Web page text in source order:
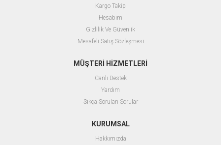
Kargo Takip
Hesabım
Gizlilik Ve Güvenlik
Mesafeli Satış Sözleşmesi
MÜŞTERİ HİZMETLERİ
Canlı Destek
Yardım
Sıkça Sorulan Sorular
KURUMSAL
Hakkımızda